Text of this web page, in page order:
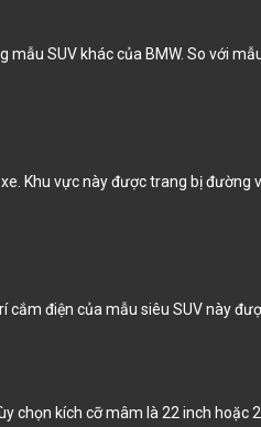
mẫu SUV khác của BMW. So với
Khu vực này được trang bị đường
cắm điện của mẫu siêu SUV này
chọn kích cỡ mâm là 22 inch hoặc